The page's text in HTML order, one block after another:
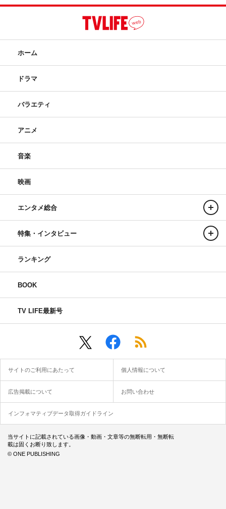
ホーム
ドラマ
バラエティ
アニメ
音楽
映画
エンタメ総合
特集・インタビュー
ランキング
BOOK
TV LIFE最新号
サイトのご利用にあたって 個人情報について
広告掲載について お問い合わせ
インフォマティブデータ取得ガイドライン
当サイトに記載されている画像・動画・文章等の無断転用・無断転
載は固くお断り致します。
© ONE PUBLISHING